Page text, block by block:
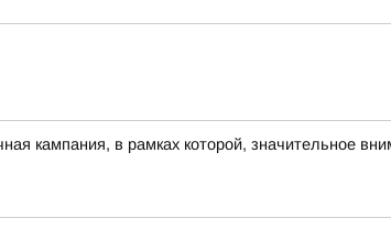
кампания, в рамках которой, значительное